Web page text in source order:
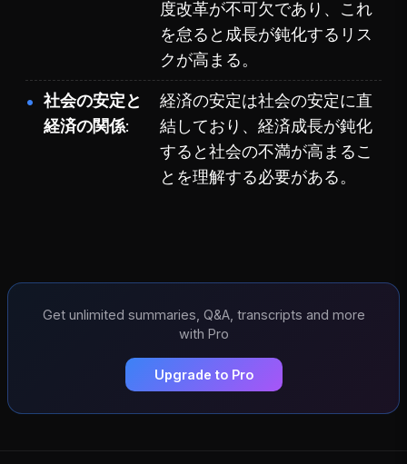
度改革が不可欠であり、これ
を怠ると成長が鈍化するリス
クが高まる。
社会の安定と
経済の関係
経済の安定は社会の安定に直
結しており、経済成長が鈍化
すると社会の不満が高まるこ
とを理解する必要がある。
Get unlimited summaries, Q&A, transcripts and more
with Pro
Upgrade to Pro